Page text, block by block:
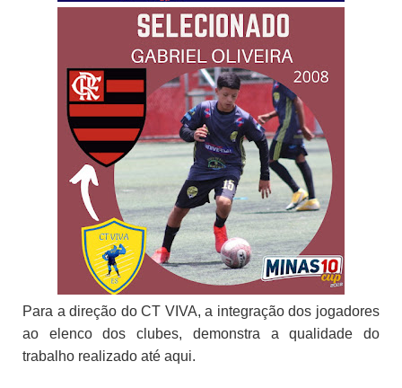
Para a direção do CT VIVA, a integração dos jogadores
ao elenco dos clubes, demonstra a qualidade do
trabalho realizado até aqui.